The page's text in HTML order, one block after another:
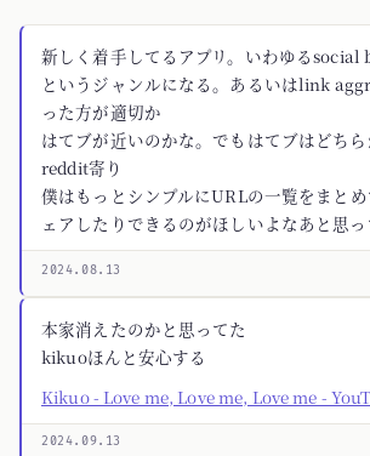
新しく着手してるアプリ。いわゆる
というジャンルになる。あるいはlink
った方が適切か
はてブが近いのかな。でもはてブはどちら
reddit寄り
僕はもっとシンプルにURLの一覧をまと
ェアしたりできるのがほしいよなあと思っ
2024.08.13
本家消えたのかと思ってた
kikuoほんと安心する
Kikuo - Love me, Love me, Love me -
2024.09.13